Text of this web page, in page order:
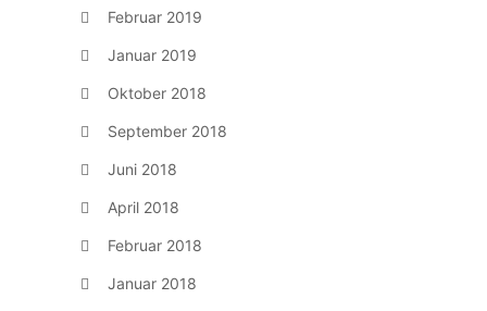
Februar 2019
Januar 2019
Oktober 2018
September 2018
Juni 2018
April 2018
Februar 2018
Januar 2018